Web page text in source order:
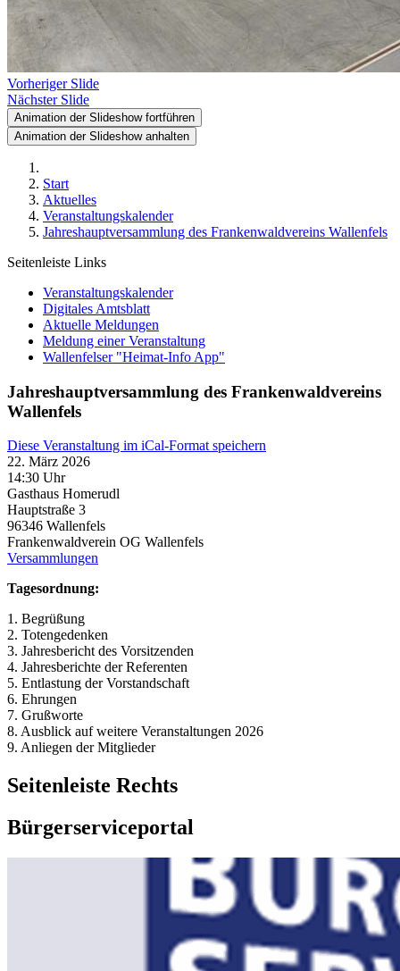
Vorheriger Slide
Nächster Slide
Animation der Slideshow fortführen
Animation der Slideshow anhalten
Start
Aktuelles
Veranstaltungskalender
Jahreshauptversammlung des Frankenwaldvereins Wallenfels
Seitenleiste Links
Veranstaltungskalender
Digitales Amtsblatt
Aktuelle Meldungen
Meldung einer Veranstaltung
Wallenfelser "Heimat-Info App"
Jahreshauptversammlung des Frankenwaldvereins
Wallenfels
Diese Veranstaltung im iCal-Format speichern
22. März 2026
14:30 Uhr
Gasthaus Homerudl
Hauptstraße 3
96346 Wallenfels
Frankenwaldverein OG Wallenfels
Versammlungen
Tagesordnung:
1. Begrüßung
2. Totengedenken
3. Jahresbericht des Vorsitzenden
4. Jahresberichte der Referenten
5. Entlastung der Vorstandschaft
6. Ehrungen
7. Grußworte
8. Ausblick auf weitere Veranstaltungen 2026
9. Anliegen der Mitglieder
Seitenleiste Rechts
Bürgerserviceportal